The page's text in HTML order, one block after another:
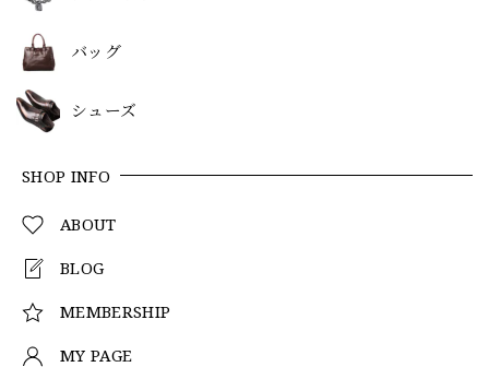
バッグ
シューズ
SHOP INFO
ABOUT
BLOG
MEMBERSHIP
MY PAGE